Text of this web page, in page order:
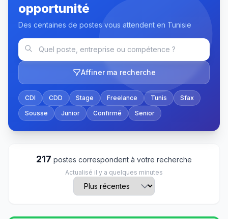
opportunité
Des centaines de postes vous attendent en Tunisie
Affiner ma recherche
CDI CDD Stage Freelance Tunis
Sfax
Sousse
Junior Confirmé Senior
217 postes correspondent à votre recherche
Actualisé il y a quelques minutes